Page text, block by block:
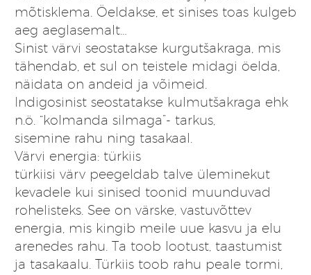
mõtisklema. Öeldakse, et sinises toas kulgeb
aeg aeglasemalt…
Sinist värvi seostatakse kurgutšakraga, mis
tähendab, et sul on teistele midagi öelda,
näidata on andeid ja võimeid.
Indigosinist seostatakse kulmutšakraga ehk
n.ö. “kolmanda silmaga”- tarkus,
sisemine rahu ning tasakaal.
Värvi energia: türkiis
türkiisi värv peegeldab talve üleminekut
kevadele kui sinised toonid muunduvad
rohelisteks. See on värske, vastuvõttev
energia, mis kingib meile uue kasvu ja elu
arenedes rahu. Ta toob lootust, taastumist
ja tasakaalu. Türkiis toob rahu peale tormi,